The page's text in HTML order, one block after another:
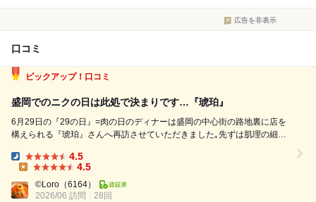
広告を非表示
口コミ
ピックアップ！口コミ
盛岡でのニクの日は此処で決まりです…『琥珀』
6月29日の『29の日』=肉の日のディナーは盛岡の中心街の路地裏に店を
構えられる『琥珀』さんへ再訪させていただきました｡先ずは肌理の細や
渇いた喉を潤します｡焼肉のオーダーは岩手が世界に誇るブランド黒毛和
牛『前沢牛』のシェフお任せの『五...
Dinner:
4.5
4.5
©Loro （6164）
2026/06 訪問
28回